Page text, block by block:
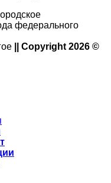
федерального
|| Copyright 2026 ©